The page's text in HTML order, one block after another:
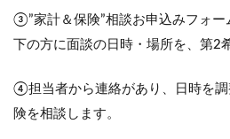
③”家計＆保険”相談お申込みフォ
下の方に面談の日時・場所を、第2
④担当者から連絡があり、日時を
険を相談します。